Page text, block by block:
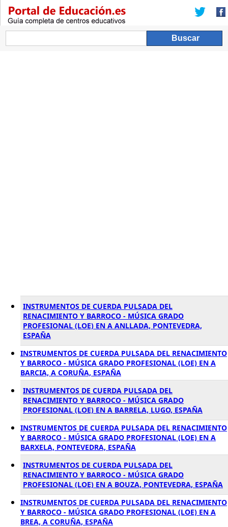
INSTRUMENTOS DE CUERDA PULSADA DEL
RENACIMIENTO Y BARROCO - MÚSICA GRADO
PROFESIONAL (LOE) EN A ANLLADA, PONTEVEDRA,
ESPAÑA
INSTRUMENTOS DE CUERDA PULSADA DEL RENACIMIENTO
Y BARROCO - MÚSICA GRADO PROFESIONAL (LOE) EN A
BARCIA, A CORUÑA, ESPAÑA
INSTRUMENTOS DE CUERDA PULSADA DEL
RENACIMIENTO Y BARROCO - MÚSICA GRADO
PROFESIONAL (LOE) EN A BARRELA, LUGO, ESPAÑA
INSTRUMENTOS DE CUERDA PULSADA DEL RENACIMIENTO
Y BARROCO - MÚSICA GRADO PROFESIONAL (LOE) EN A
BARXELA, PONTEVEDRA, ESPAÑA
INSTRUMENTOS DE CUERDA PULSADA DEL
RENACIMIENTO Y BARROCO - MÚSICA GRADO
PROFESIONAL (LOE) EN A BOUZA, PONTEVEDRA, ESPAÑA
INSTRUMENTOS DE CUERDA PULSADA DEL RENACIMIENTO
Y BARROCO - MÚSICA GRADO PROFESIONAL (LOE) EN A
BREA, A CORUÑA, ESPAÑA